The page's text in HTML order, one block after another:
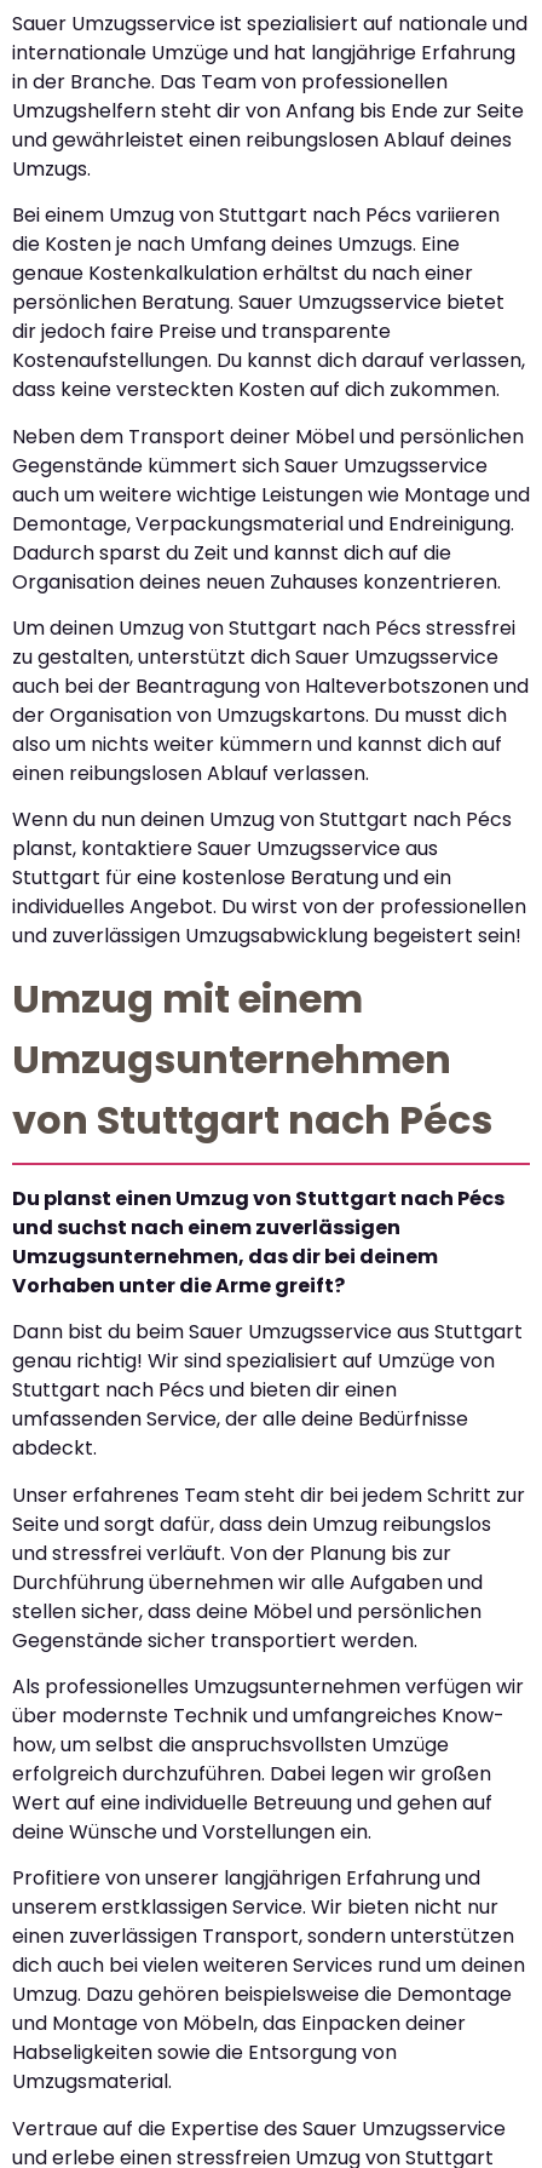
Sauer Umzugsservice ist spezialisiert auf nationale und
internationale Umzüge und hat langjährige Erfahrung
in der Branche. Das Team von professionellen
Umzugshelfern steht dir von Anfang bis Ende zur Seite
und gewährleistet einen reibungslosen Ablauf deines
Umzugs.
Bei einem Umzug von Stuttgart nach Pécs variieren
die Kosten je nach Umfang deines Umzugs. Eine
genaue Kostenkalkulation erhältst du nach einer
persönlichen Beratung. Sauer Umzugsservice bietet
dir jedoch faire Preise und transparente
Kostenaufstellungen. Du kannst dich darauf verlassen,
dass keine versteckten Kosten auf dich zukommen.
Neben dem Transport deiner Möbel und persönlichen
Gegenstände kümmert sich Sauer Umzugsservice
auch um weitere wichtige Leistungen wie Montage und
Demontage, Verpackungsmaterial und Endreinigung.
Dadurch sparst du Zeit und kannst dich auf die
Organisation deines neuen Zuhauses konzentrieren.
Um deinen Umzug von Stuttgart nach Pécs stressfrei
zu gestalten, unterstützt dich Sauer Umzugsservice
auch bei der Beantragung von Halteverbotszonen und
der Organisation von Umzugskartons. Du musst dich
also um nichts weiter kümmern und kannst dich auf
einen reibungslosen Ablauf verlassen.
Wenn du nun deinen Umzug von Stuttgart nach Pécs
planst, kontaktiere Sauer Umzugsservice aus
Stuttgart für eine kostenlose Beratung und ein
individuelles Angebot. Du wirst von der professionellen
und zuverlässigen Umzugsabwicklung begeistert sein!
Umzug mit einem
Umzugsunternehmen
von Stuttgart nach Pécs
Du planst einen Umzug von Stuttgart nach Pécs
und suchst nach einem zuverlässigen
Umzugsunternehmen, das dir bei deinem
Vorhaben unter die Arme greift?
Dann bist du beim Sauer Umzugsservice aus Stuttgart
genau richtig! Wir sind spezialisiert auf Umzüge von
Stuttgart nach Pécs und bieten dir einen
umfassenden Service, der alle deine Bedürfnisse
abdeckt.
Unser erfahrenes Team steht dir bei jedem Schritt zur
Seite und sorgt dafür, dass dein Umzug reibungslos
und stressfrei verläuft. Von der Planung bis zur
Durchführung übernehmen wir alle Aufgaben und
stellen sicher, dass deine Möbel und persönlichen
Gegenstände sicher transportiert werden.
Als professionelles Umzugsunternehmen verfügen wir
über modernste Technik und umfangreiches Know-
how, um selbst die anspruchsvollsten Umzüge
erfolgreich durchzuführen. Dabei legen wir großen
Wert auf eine individuelle Betreuung und gehen auf
deine Wünsche und Vorstellungen ein.
Profitiere von unserer langjährigen Erfahrung und
unserem erstklassigen Service. Wir bieten nicht nur
einen zuverlässigen Transport, sondern unterstützen
dich auch bei vielen weiteren Services rund um deinen
Umzug. Dazu gehören beispielsweise die Demontage
und Montage von Möbeln, das Einpacken deiner
Habseligkeiten sowie die Entsorgung von
Umzugsmaterial.
Vertraue auf die Expertise des Sauer Umzugsservice
und erlebe einen stressfreien Umzug von Stuttgart